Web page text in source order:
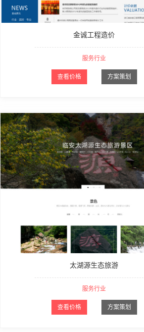
金诚工程造价
服务行业
查看价格 方案策划
太湖源生态旅游
服务行业
查看价格 方案策划